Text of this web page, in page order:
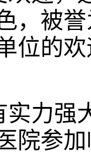
，被
位的
实力强
院参